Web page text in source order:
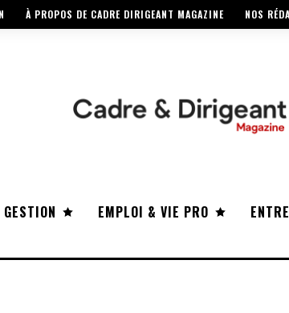
À PROPOS DE CADRE DIRIGEANT MAGAZINE NOS
EMPLOI & VIE PRO